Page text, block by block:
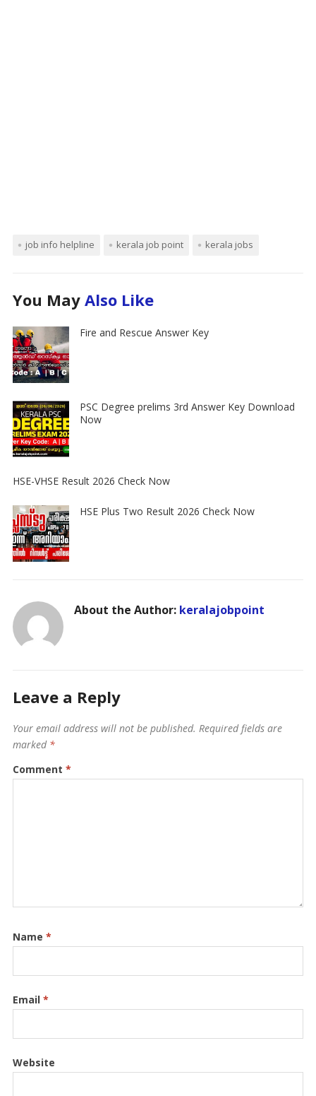
job info helpline kerala job point kerala jobs
You May Also Like
Fire and Rescue Answer Key
PSC Degree prelims 3rd Answer Key Download
Now
HSE-VHSE Result 2026 Check Now
HSE Plus Two Result 2026 Check Now
About the Author: keralajobpoint
Leave a Reply
Your email address will not be published. Required fields are
marked *
Comment *
Name *
Email *
Website